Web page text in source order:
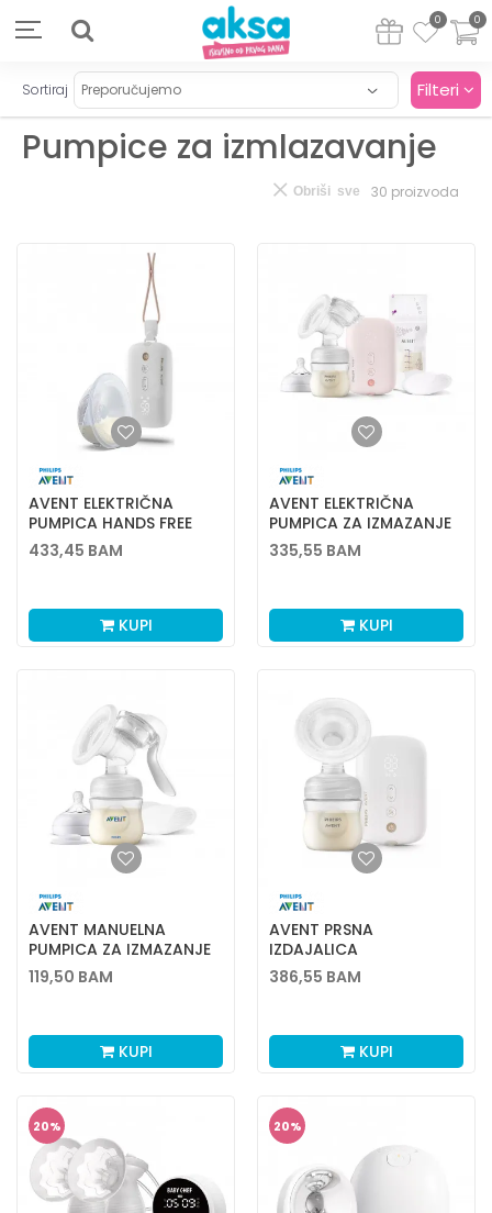
0
0
Pumpice za izmlazavanje
Sortiraj Filteri
30 proizvoda
Obriši sve
AVENT ELEKTRIČNA
PUMPICA HANDS FREE
433,45 BAM
KUPI
AVENT ELEKTRIČNA
PUMPICA ZA IZMAZANJE
STANDARD
335,55 BAM
KUPI
AVENT MANUELNA
PUMPICA ZA IZMAZANJE
- NATURAL 3969
119,50 BAM
KUPI
AVENT PRSNA
IZDAJALICA
ELEKTRONSKA NATURAL
MOTION
386,55 BAM
KUPI
20% 20%